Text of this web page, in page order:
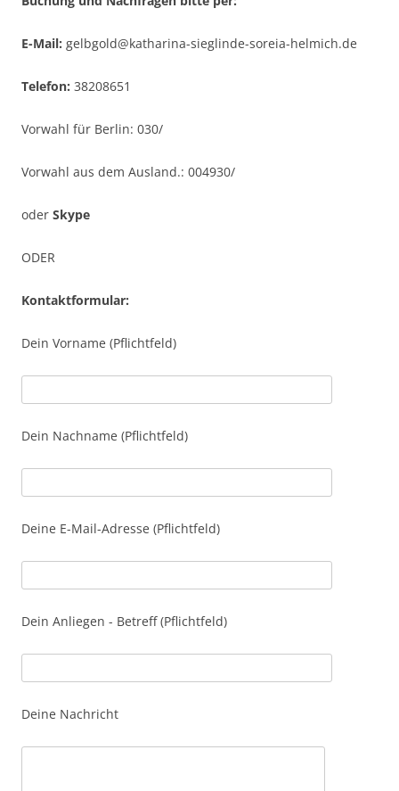
E-Mail: gelbgold@katharina-sieglinde-soreia-helmich.de
Telefon: 38208651
Vorwahl für Berlin: 030/
Vorwahl aus dem Ausland.: 004930/
oder Skype
ODER
Kontaktformular:
Dein Vorname (Pflichtfeld)
Dein Nachname (Pflichtfeld)
Deine E-Mail-Adresse (Pflichtfeld)
Dein Anliegen - Betreff (Pflichtfeld)
Deine Nachricht